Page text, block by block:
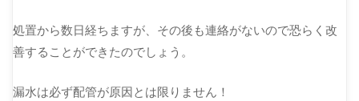
処置から数日経ちますが、その後も連絡がないので恐らく改
善することができたのでしょう。
漏水は必ず配管が原因とは限りません！